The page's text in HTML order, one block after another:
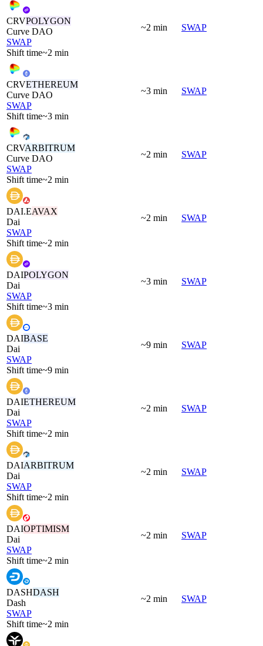
CRVPOLYGON
Curve DAO
SWAP
Shift time~2 min
~2 min SWAP
CRVETHEREUM
Curve DAO
SWAP
Shift time~3 min
~3 min SWAP
CRVARBITRUM
Curve DAO
SWAP
Shift time~2 min
~2 min SWAP
DAI.EAVAX
Dai
SWAP
Shift time~2 min
~2 min SWAP
DAIPOLYGON
Dai
SWAP
Shift time~3 min
~3 min SWAP
DAIBASE
Dai
SWAP
Shift time~9 min
~9 min SWAP
DAIETHEREUM
Dai
SWAP
Shift time~2 min
~2 min SWAP
DAIARBITRUM
Dai
SWAP
Shift time~2 min
~2 min SWAP
DAIOPTIMISM
Dai
SWAP
Shift time~2 min
~2 min SWAP
DASHDASH
Dash
SWAP
Shift time~2 min
~2 min SWAP